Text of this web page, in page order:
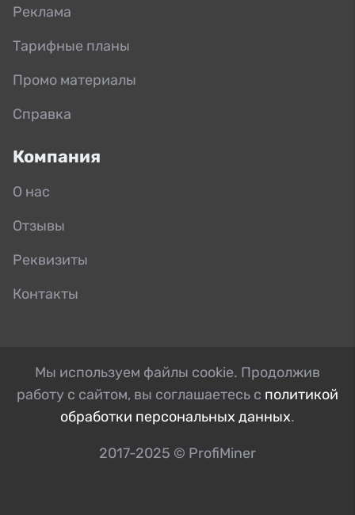
Реклама
Тарифные планы
Промо материалы
Справка
Компания
О нас
Отзывы
Реквизиты
Контакты
Мы используем файлы cookie. Продолжив
работу с сайтом, вы соглашаетесь с политикой
обработки персональных данных.
2017-2025 © ProfiMiner